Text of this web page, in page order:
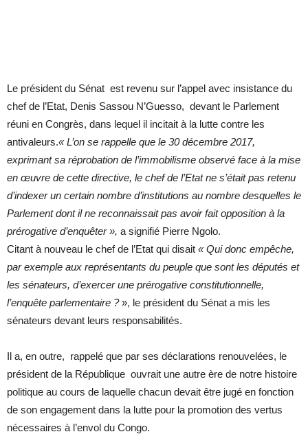
Le président du Sénat est revenu sur l’appel avec insistance du
chef de l’Etat, Denis Sassou N’Guesso, devant le Parlement
réuni en Congrès, dans lequel il incitait à la lutte contre les
antivaleurs.« L’on se rappelle que le 30 décembre 2017,
exprimant sa réprobation de l’immobilisme observé face à la mise
en œuvre de cette directive, le chef de l’Etat ne s’était pas retenu
d’indexer un certain nombre d’institutions au nombre desquelles le
Parlement dont il ne reconnaissait pas avoir fait opposition à la
prérogative d’enquêter », a signifié Pierre Ngolo.
Citant à nouveau le chef de l’Etat qui disait « Qui donc empêche,
par exemple aux représentants du peuple que sont les députés et
les sénateurs, d’exercer une prérogative constitutionnelle,
l’enquête parlementaire ?», le président du Sénat a mis les
sénateurs devant leurs responsabilités.
Il a, en outre, rappelé que par ses déclarations renouvelées, le
président de la République ouvrait une autre ère de notre histoire
politique au cours de laquelle chacun devait être jugé en fonction
de son engagement dans la lutte pour la promotion des vertus
nécessaires à l’envol du Congo.